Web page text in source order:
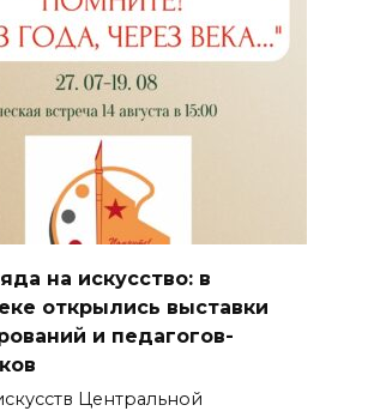
на искусство: в
открылись выставки
и педагогов-
Центральной